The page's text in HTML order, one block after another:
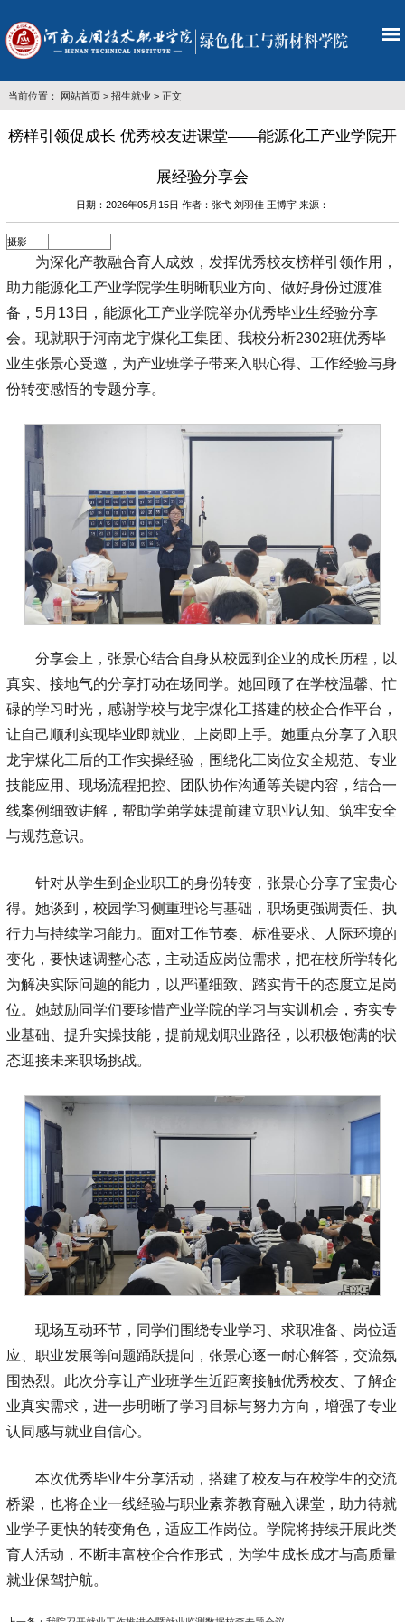
当前位置： 网站首页> 招生就业 > 正文
榜样引领促成长 优秀校友进课堂——能源化工产业学院开
展经验分享会
日期：2026年05月15日 作者：张弋 刘羽佳 王博宇 来源：
摄影
为深化产教融合育人成效，发挥优秀校友榜样引领作用，
助力能源化工产业学院学生明晰职业方向、做好身份过渡准
备，5月13日，能源化工产业学院举办优秀毕业生经验分享
会。现就职于河南龙宇煤化工集团、我校分析2302班优秀毕
业生张景心受邀，为产业班学子带来入职心得、工作经验与身
份转变感悟的专题分享。
分享会上，张景心结合自身从校园到企业的成长历程，以
真实、接地气的分享打动在场同学。她回顾了在学校温馨、忙
碌的学习时光，感谢学校与龙宇煤化工搭建的校企合作平台，
让自己顺利实现毕业即就业、上岗即上手。她重点分享了入职
龙宇煤化工后的工作实操经验，围绕化工岗位安全规范、专业
技能应用、现场流程把控、团队协作沟通等关键内容，结合一
线案例细致讲解，帮助学弟学妹提前建立职业认知、筑牢安全
与规范意识。
针对从学生到企业职工的身份转变，张景心分享了宝贵心
得。她谈到，校园学习侧重理论与基础，职场更强调责任、执
行力与持续学习能力。面对工作节奏、标准要求、人际环境的
变化，要快速调整心态，主动适应岗位需求，把在校所学转化
为解决实际问题的能力，以严谨细致、踏实肯干的态度立足岗
位。她鼓励同学们要珍惜产业学院的学习与实训机会，夯实专
业基础、提升实操技能，提前规划职业路径，以积极饱满的状
态迎接未来职场挑战。
现场互动环节，同学们围绕专业学习、求职准备、岗位适
应、职业发展等问题踊跃提问，张景心逐一耐心解答，交流氛
围热烈。此次分享让产业班学生近距离接触优秀校友、了解企
业真实需求，进一步明晰了学习目标与努力方向，增强了专业
认同感与就业自信心。
本次优秀毕业生分享活动，搭建了校友与在校学生的交流
桥梁，也将企业一线经验与职业素养教育融入课堂，助力待就
业学子更快的转变角色，适应工作岗位。学院将持续开展此类
育人活动，不断丰富校企合作形式，为学生成长成才与高质量
就业保驾护航。